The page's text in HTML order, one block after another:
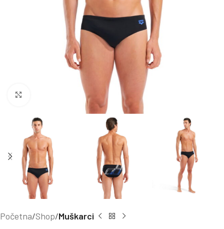
Kliknite za uvećanje
Početna Shop Muškarci